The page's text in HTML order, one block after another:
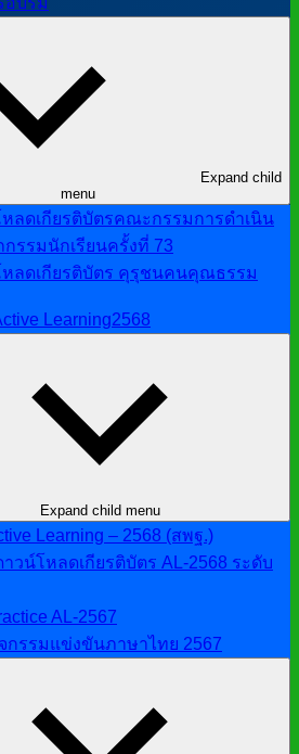
Expand child
menu
ลดเกียรติบัตรคณะกรรมการดำเนิน
รรมนักเรียนครั้งที่ 73
หลดเกียรติบัตร คุรุชนคนคุณธรรม
Learning2568
Expand child menu
Learning – 2568 (สพฐ.)
วน์โหลดเกียรติบัตร AL-2568 ระดับ
AL-2567
กรรมแข่งขันภาษาไทย 2567